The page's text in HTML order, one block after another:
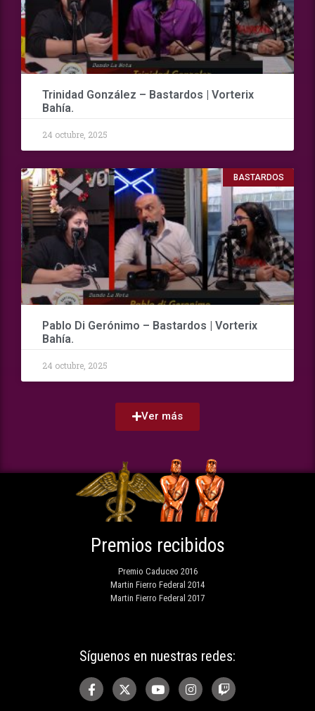
Trinidad González – Bastardos | Vorterix
Bahía.
24 octubre, 2025
BASTARDOS
Pablo Di Gerónimo – Bastardos | Vorterix
Bahía.
24 octubre, 2025
Ver más
Síguenos en nuestras redes:
Premios recibidos
Premio Caduceo 2016
Martin Fierro Federal 2014
Martin Fierro Federal 2017